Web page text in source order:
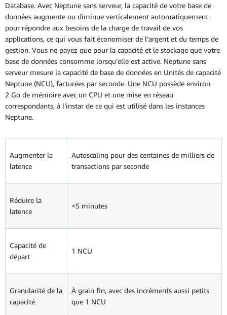
Database. Avec Neptune sans serveur, la capacité de votre base de
données augmente ou diminue verticalement automatiquement
pour répondre aux besoins de la charge de travail de vos
applications, ce qui vous fait économiser de l’argent et du temps de
gestion. Vous ne payez que pour la capacité et le stockage que votre
base de données consomme lorsqu’elle est active. Neptune sans
serveur mesure la capacité de base de données en Unités de capacité
Neptune (NCU), facturées par seconde. Une NCU possède environ
2 Go de mémoire avec un CPU et une mise en réseau
correspondants, à l’instar de ce qui est utilisé dans les instances
Neptune.
Augmenter la
latence
Autoscaling pour des centaines de milliers de
transactions par seconde
Réduire la
latence
<5 minutes
Capacité de
départ
1 NCU
Granularité de la
capacité
À grain fin, avec des incréments aussi petits
que 1 NCU